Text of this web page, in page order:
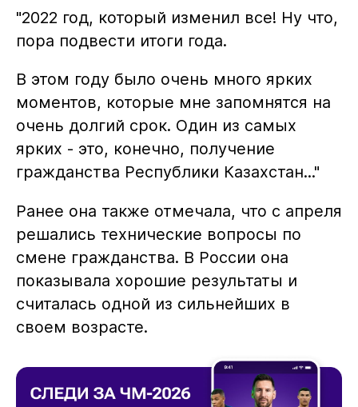
"2022 год, который изменил все! Ну что,
пора подвести итоги года.
В этом году было очень много ярких
моментов, которые мне запомнятся на
очень долгий срок. Один из самых
ярких - это, конечно, получение
гражданства Республики Казахстан..."
Ранее она также отмечала, что с апреля
решались технические вопросы по
смене гражданства. В России она
показывала хорошие результаты и
считалась одной из сильнейших в
своем возрасте.